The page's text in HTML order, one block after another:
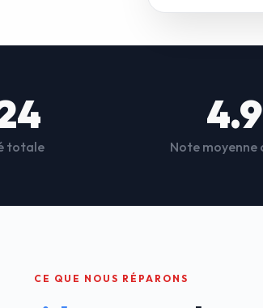
totale
4.9
Note moyenne
CE QUE NOUS RÉPARONS